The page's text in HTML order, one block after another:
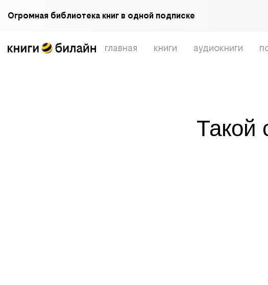
Огромная библиотека книг в одной подписке
главная книги аудиокниги
Такой